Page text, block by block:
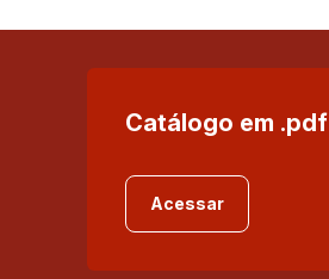
Catálogo em .pdf
Acessar